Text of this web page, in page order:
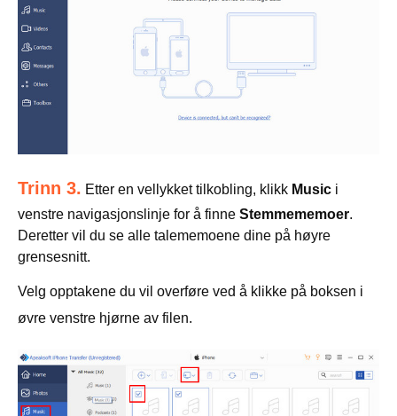
Trinn 3. Etter en vellykket tilkobling, klikk Music i
venstre navigasjonslinje for å finne Stemmememoer.
Deretter vil du se alle talememoene dine på høyre
grensesnitt.
Velg opptakene du vil overføre ved å klikke på boksen i
øvre venstre hjørne av filen.